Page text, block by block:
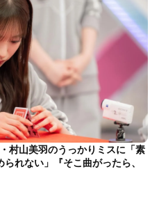
村山美羽のうっかりミスに「素
れない」『そこ曲がったら、